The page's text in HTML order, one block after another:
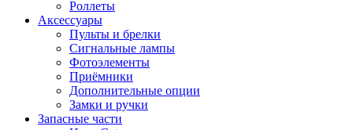
Роллеты
Аксессуары
Пульты и брелки
Сигнальные лампы
Фотоэлементы
Приёмники
Дополнительные опции
Замки и ручки
Запасные части